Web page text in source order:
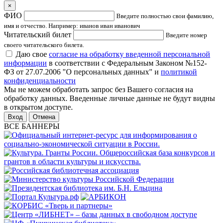
×
ФИО
Введите полностью свои фамилию,
имя и отчество. Например: иванов иван иванович
Читательский билет
Введите номер
своего читательского билета.
Даю свое согласие на обработку введенной персональной
информации в соответствии с Федеральным Законом №152-
ФЗ от 27.07.2006 "О персональных данных" и политикой
конфиденциальности
Мы не можем обработать запрос без Вашего согласия на
обработку данных. Введенные личные данные не будут видны
в открытом доступе.
Отмена
ВСЕ БАННЕРЫ